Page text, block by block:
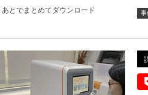
あとでまとめてダウンロード 事